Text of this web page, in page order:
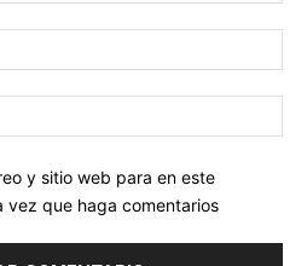
y sitio web para en este
vez que haga comentarios